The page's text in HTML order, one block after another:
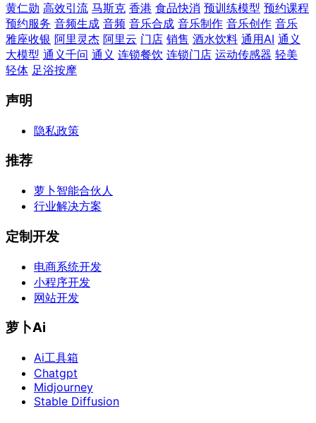
黄仁勋 高效引流 马斯克 香港 食品快消 预训练模型 预约课程
预约服务 音频生成 音频 音乐合成 音乐制作 音乐创作 音乐
雅座收银 阿里灵杰 阿里云 门店 销售 酒水饮料 通用AI 通义
大模型 通义千问 通义 连锁餐饮 连锁门店 运动传感器 轻美
轻体 足浴按摩
声明
隐私政策
推荐
萝卜智能合伙人
行业解决方案
定制开发
电商系统开发
小程序开发
网站开发
萝卜Ai
Ai工具箱
Chatgpt
Midjourney
Stable Diffusion